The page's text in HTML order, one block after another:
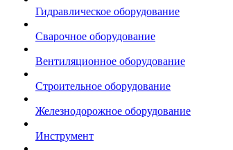
Гидравлическое оборудование
Сварочное оборудование
Вентиляционное оборудование
Строительное оборудование
Железнодорожное оборудование
Инструмент